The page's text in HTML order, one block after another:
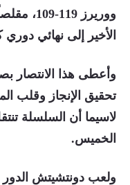
الأخير إلى نهائي
وأعطى هذا الانتصار
تحقيق الإنجاز وقلب
لاسيما أن السلسلة
الخميس.
ولعب دونتشيتش